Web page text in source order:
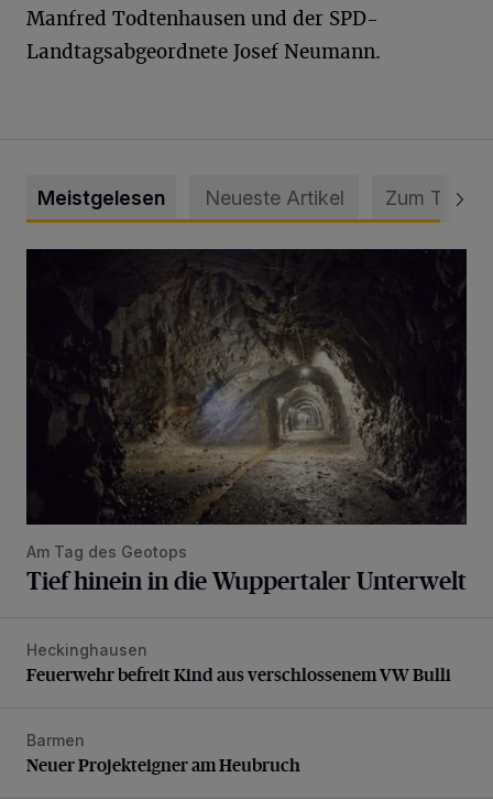
Manfred Todtenhausen und der SPD-
Landtagsabgeordnete Josef Neumann.
Meistgelesen Neueste Artikel Zum Thema
Am Tag des Geotops
Tief hinein in die Wuppertaler Unterwelt
Feuerwehr befreit Kind aus verschlossenem VW Bulli
Heckinghausen
Feuerwehr befreit Kind aus verschlossenem VW Bulli
Neuer Projekteigner am Heubruch
Barmen
Neuer Projekteigner am Heubruch